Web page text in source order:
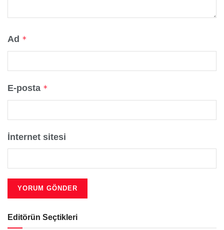
Ad *
E-posta *
İnternet sitesi
Editörün Seçtikleri